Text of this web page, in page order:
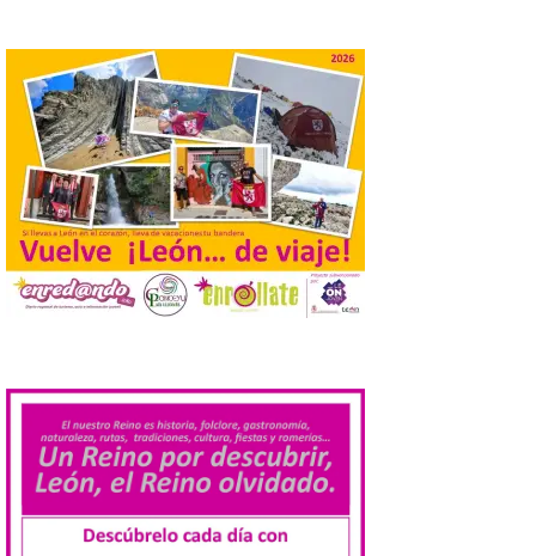
El Ayuntamiento de
Cabrillanes analizará,
conforme a la legalidad, la
solicitud para la
celebración del Iberia
Eclipse Festival
6 Ago 2026
Durante la mañana de ayer
miércoles ha sido
registrada en el
Ayuntamiento una
medios de comunicación sobre la posible
celebración del denominado Iberia
Eclipse Festival en […]
La Universidad de León
retoma las excavaciones